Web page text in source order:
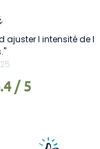
l intensité de l
/ 5